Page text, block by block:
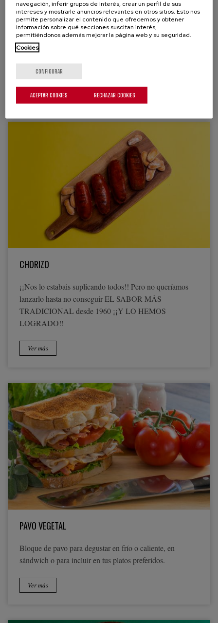
Las salchichas tipo Frankfurt son un "must have". Con un
toque ahumado, te encantarña su sabor y van genial para
acompañar cualquier ensalada, arroz o para hacerte un
delicioso hot dog.
Ver más
CHORIZO
¡¡Nos lo estabais suplicando todos!! Pero no queríamos
lanzarlo hasta no conseguir EL SABOR MÁS
TRADICIONAL desde 1960 ¡¡Y LO HEMOS
LOGRADO!!
Ver más
PAVO VEGETAL
Bloque de pavo para degustar en frío o caliente, en
sándwich o para incluir en tus platos preferidos.
Ver más
navegación, inferir grupos de interés, crear un perfil de sus
intereses y mostrarle anuncios relevantes en otros sitios. Esto nos
permite personalizar el contenido que ofrecemos y obtener
información sobre qué secciones suscitan interés,
permitiéndonos además mejorar la página web y su seguridad.
Cookies
CONFIGURAR
RECHAZAR COOKIES
ACEPTAR COOKIES